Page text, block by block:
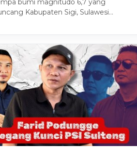
bumi magnitudo 6,7 yang
Kabupaten Sigi, Sulawesi…